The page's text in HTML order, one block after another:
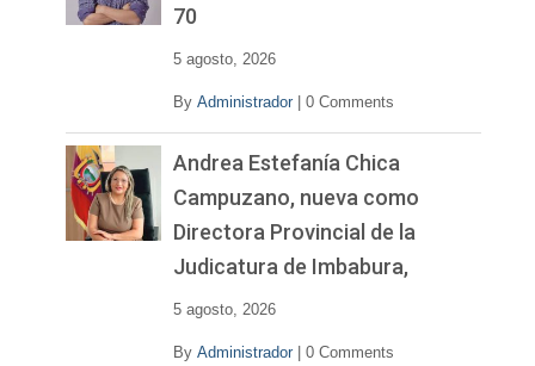
70
5 agosto, 2026
By Administrador 0 Comments
Andrea Estefanía Chica
Campuzano, nueva como
Directora Provincial de la
Judicatura de Imbabura,
5 agosto, 2026
By Administrador 0 Comments